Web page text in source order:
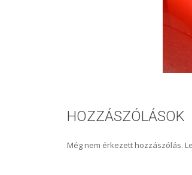
HOZZÁSZÓLÁSOK
Még nem érkezett hozzászólás.